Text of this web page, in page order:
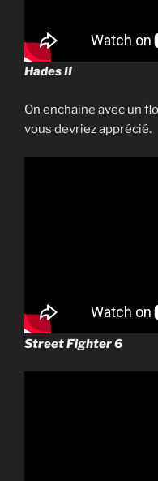
Hades II
On enchaine avec un
vous devriez apprécié.
Street Fighter 6